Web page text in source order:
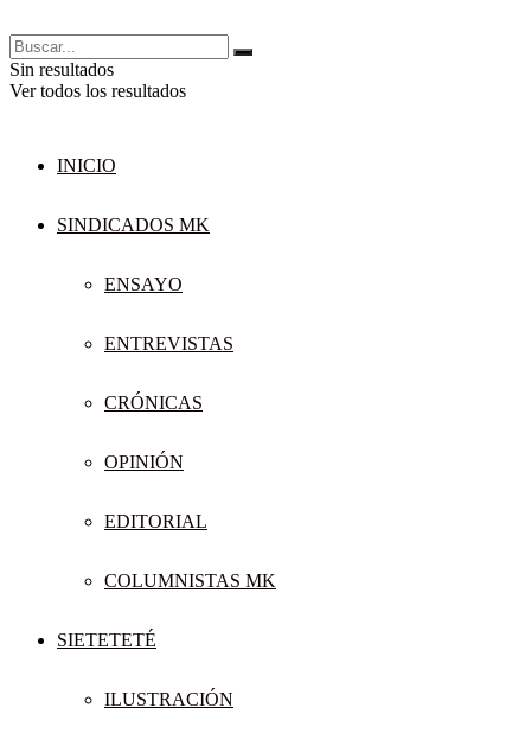
Sin resultados
Ver todos los resultados
INICIO
SINDICADOS MK
ENSAYO
ENTREVISTAS
CRÓNICAS
OPINIÓN
EDITORIAL
COLUMNISTAS MK
SIETETETÉ
ILUSTRACIÓN